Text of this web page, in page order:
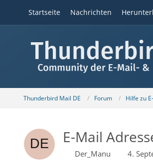
Startseite Nachrichten
Thunderbird Mail DE Forum Hilfe zu
E-Mail
Der_Manu 4.